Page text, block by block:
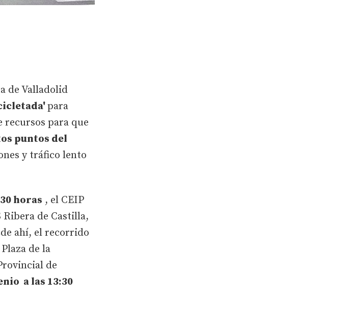
de Valladolid
para
para que
puntos del
y tráfico lento
horas , el CEIP
de Castilla,
ahí, el recorrido
de la
de
a las 13:30